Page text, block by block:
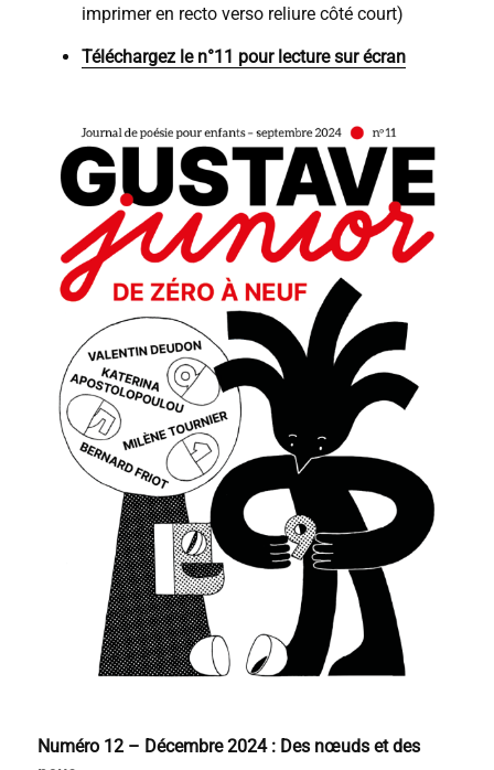
imprimer en recto verso reliure côté court)
Téléchargez le n°11 pour lecture sur écran
Numéro 12 – Décembre 2024 : Des nœuds et des